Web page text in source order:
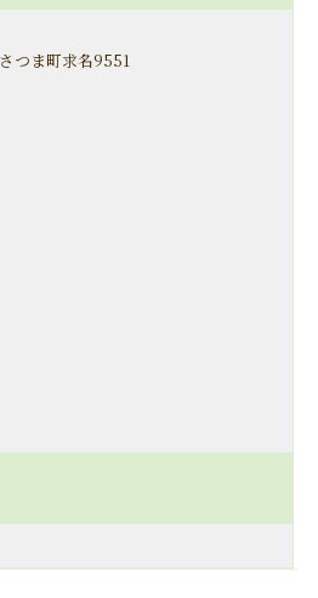
つま町求名9551